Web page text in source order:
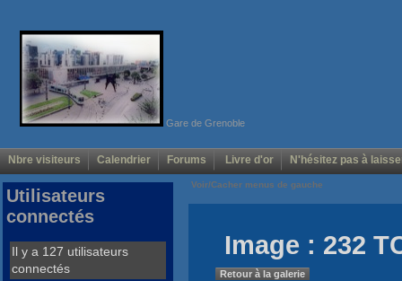
Gare de Grenoble
Nbre visiteurs Calendrier Forums Livre d'or N'hésitez pas à
Voir/Cacher menus de gauche
Image : 232
Retour à la galerie
Utilisateurs
connectés
Il y a 127 utilisateurs
connectés